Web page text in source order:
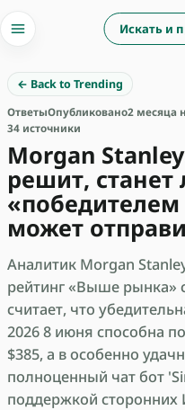
Искать и
← Back to Trending
ОтветыОпубликовано2 месяца
34 источники
Morgan
решит, станет
может
Аналитик Morgan
рейтинг «Выше рынка»
считает, что
2026 8 июня способна
$385, а в особенно
полноценный чат бот
поддержкой